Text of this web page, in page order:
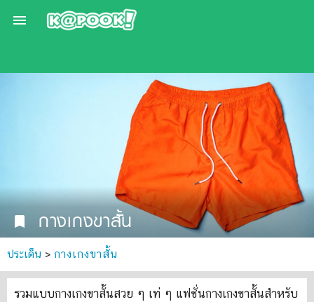

bookmark กางเกงขาสั้น
ประเด็น > กางเกงขาสั้น
รวมแบบกางเกงขาสั้นสวย ๆ เท่ ๆ แฟชั่นกางเกงขาสั้นสำหรับ